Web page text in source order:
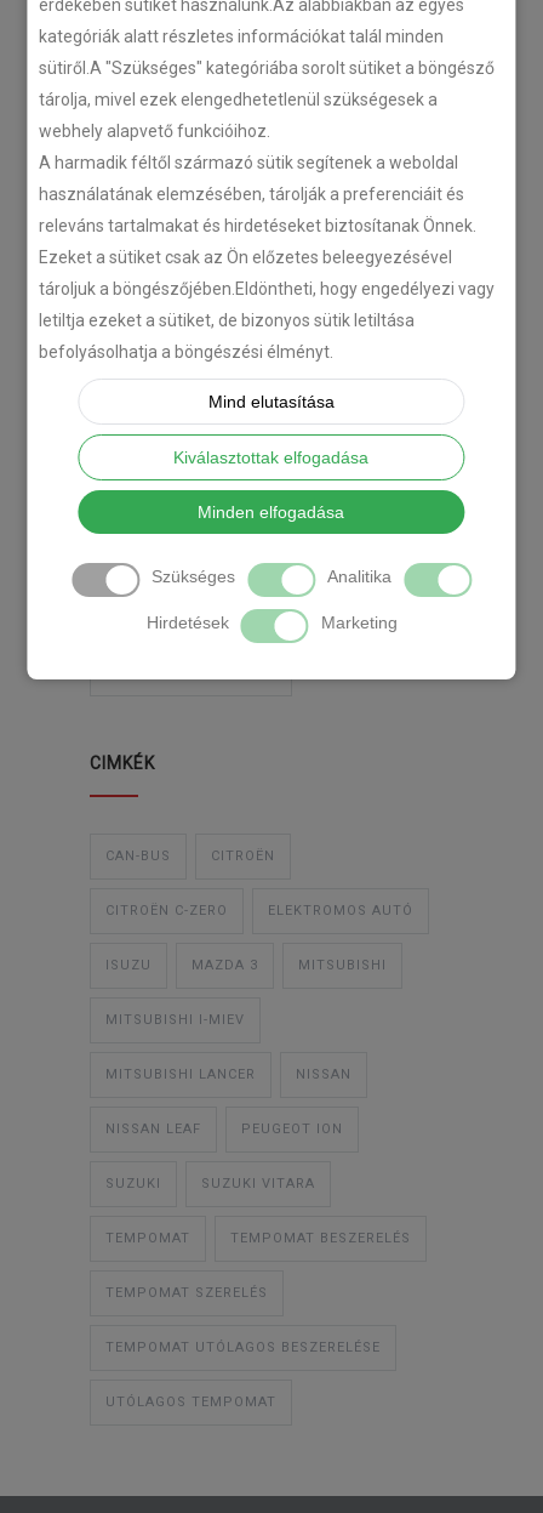
érdekében sütiket használunk.Az alábbiakban az egyes
kategóriák alatt részletes információkat talál minden
sütiről.A "Szükséges" kategóriába sorolt sütiket a böngésző
tárolja, mivel ezek elengedhetetlenül szükségesek a
webhely alapvető funkcióihoz.
A harmadik féltől származó sütik segítenek a weboldal
használatának elemzésében, tárolják a preferenciáit és
releváns tartalmakat és hirdetéseket biztosítanak Önnek.
Ezeket a sütiket csak az Ön előzetes beleegyezésével
tároljuk a böngészőjében.Eldöntheti, hogy engedélyezi vagy
letiltja ezeket a sütiket, de bizonyos sütik letiltása
befolyásolhatja a böngészési élményt.
Mind elutasítása
Kiválasztottak elfogadása
Minden elfogadása
Szükséges Analitika
Hirdetések Marketing
Plug’n’Play tempomat ISUZU
N-szériás teherautókhoz
Isuzu D-MAX 2006 –
Tempomat beszerelés
2018-06-12
beszerelés
2018-02-14
TEMPOMAT TEMPOMAT BESZERELÉS
CIMKÉK
CAN-BUS CITROËN
CITROËN C-ZERO ELEKTROMOS AUTÓ
ISUZU MAZDA 3 MITSUBISHI
MITSUBISHI I-MIEV
MITSUBISHI LANCER NISSAN
NISSAN LEAF PEUGEOT ION
SUZUKI SUZUKI VITARA
TEMPOMAT TEMPOMAT BESZERELÉS
TEMPOMAT SZERELÉS
TEMPOMAT UTÓLAGOS BESZERELÉSE
UTÓLAGOS TEMPOMAT